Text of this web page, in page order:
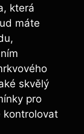
která
máte
skvělý
pro
kontrolovat